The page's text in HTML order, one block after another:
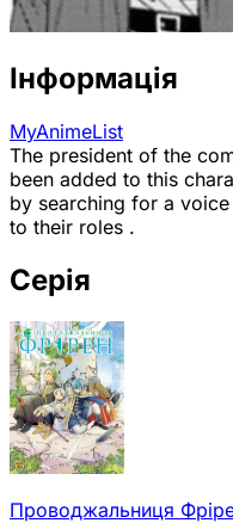
Інформація
MyAnimeList
The president of the
been added to this
by searching for a
to their roles .
Серія
Проводжальниця